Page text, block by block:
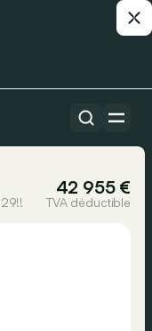
42 955 €
TVA déductible